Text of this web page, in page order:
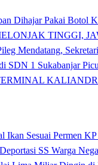
Dihajar Pakai Botol
TINGGI,
Mendatang,
1 Sukabanjar
Sesuai Permen
SS Warga